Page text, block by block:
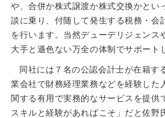
や、合併か株式譲渡か株式交換かとい
談に乗り、付随して発生する税務・会
を行います。当然デューデリジェンス
大手と遜色ない万全の体制でサポート
同社には７名の公認会計士が在籍す
業会社で財務経理業務などを経験した
関する有用で実務的なサービスを提供
スキルと経験があればこそ」だと佐野